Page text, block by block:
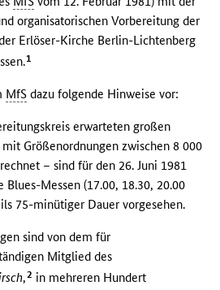
organisatorischen Vorbereitung der
Erlöser-Kirche Berlin-Lichtenberg
1
MfS dazu folgende Hinweise vor:
erwarteten großen
Größenordnungen zwischen 8 000
– sind für den 26. Juni 1981
Messen (17.00, 18.30, 20.00
75-minütiger Dauer vorgesehen.
sind von dem für
Mitglied des
,2 in mehreren Hundert